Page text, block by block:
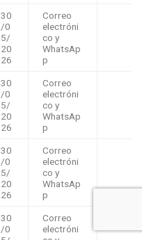
30
/0
5/
20
26
Correo
electróni
co y
WhatsAp
p
30
/0
5/
20
26
Correo
electróni
co y
WhatsAp
p
30
/0
5/
20
26
Correo
electróni
co y
WhatsAp
p
30
/0
Correo
electróni